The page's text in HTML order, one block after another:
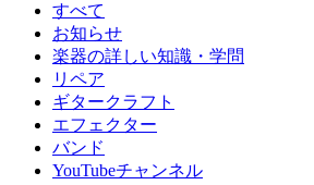
すべて
お知らせ
楽器の詳しい知識・学問
リペア
ギタークラフト
エフェクター
バンド
YouTubeチャンネル